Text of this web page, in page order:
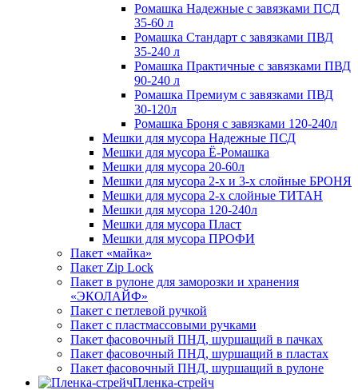
Ромашка Надежные с завязками ПСД
35-60 л
Ромашка Стандарт с завязками ПВД
35-240 л
Ромашка Практичные с завязками ПВД
90-240 л
Ромашка Премиум с завязками ПВД
30-120л
Ромашка Броня с завязками 120-240л
Мешки для мусора Надежные ПСД
Мешки для мусора Ё-Ромашка
Мешки для мусора 20-60л
Мешки для мусора 2-х и 3-х слойные БРОНЯ
Мешки для мусора 2-х слойные ТИТАН
Мешки для мусора 120-240л
Мешки для мусора Пласт
Мешки для мусора ПРОФИ
Пакет «майка»
Пакет Zip Lock
Пакет в рулоне для заморозки и хранения
«ЭКОЛАЙФ»
Пакет с петлевой ручкой
Пакет с пластмассовыми ручками
Пакет фасовочный ПНД, шуршащий в пачках
Пакет фасовочный ПНД, шуршащий в пластах
Пакет фасовочный ПНД, шуршащий в рулоне
Пленка-стрейч